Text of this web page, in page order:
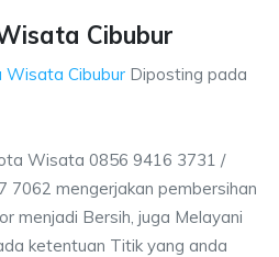
Cibubur
Wisata Cibubur Diposting pada
Wisata 0856 9416 3731 /
7062 mengerjakan pembersihan
menjadi Bersih, juga Melayani
ketentuan Titik yang anda